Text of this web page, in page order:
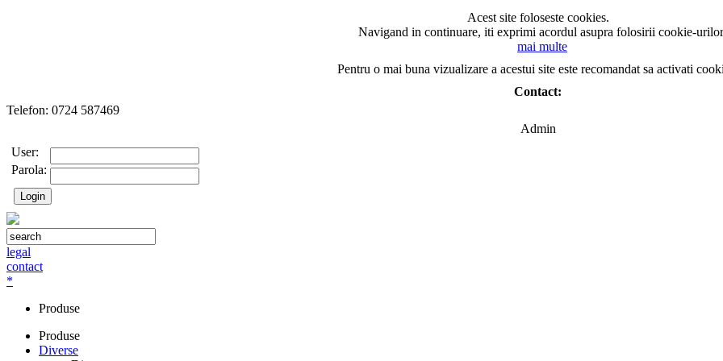
Acest site foloseste cookies.
Navigand in continuare, iti exprimi acordul asupra folosirii cookie-
mai multe
Pentru o mai buna vizualizare a acestui site este recomandat sa activati
Contact:
Telefon: 0724 587469
Admin
User:
Parola:
legal
contact
*
Produse
Produse
Diverse